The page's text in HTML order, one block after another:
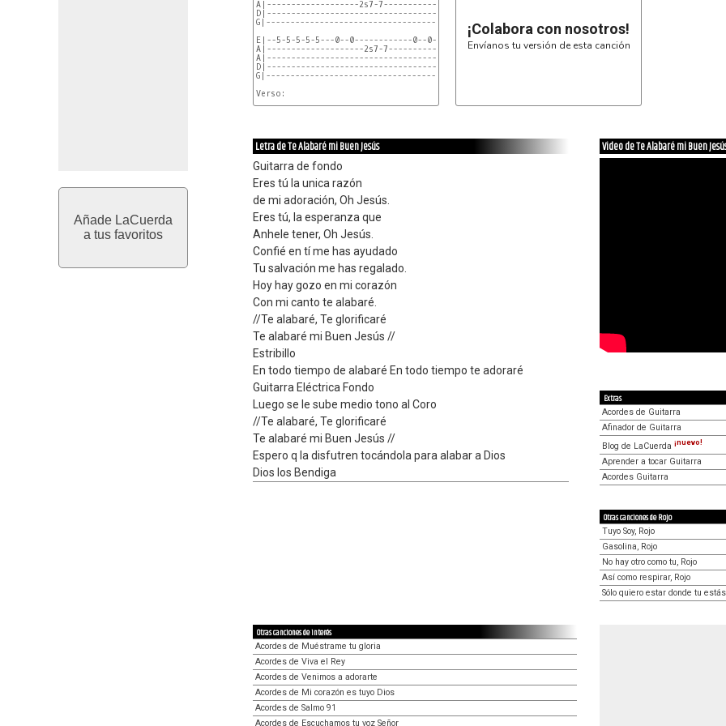
Añade LaCuerda
a tus favoritos
A|-------------------2s7-7-----------2s7-7-----------------|
D|---------------------------------------------------------|
G|---------------------------------------------------------|
E|--5-5-5-5-5---0--0------------0--0-----------------------|
A|--------------------2s7-7------------2s7-7---------------|
A|---------------------------------------------------------|
D|---------------------------------------------------------|
G|---------------------------------------------------------|
Verso:
A|----------------------------4--4--4--4-------------------|
D|--------------
¡Colabora con nosotros!
Envíanos tu versión de esta canción
Letra de Te Alabaré mi Buen Jesús
Guitarra de fondo
Eres tú la unica razón
de mi adoración, Oh Jesús.
Eres tú, la esperanza que
Anhele tener, Oh Jesús.
Confié en tí me has ayudado
Tu salvación me has regalado.
Hoy hay gozo en mi corazón
Con mi canto te alabaré.
//Te alabaré, Te glorificaré
Te alabaré mi Buen Jesús //
Estribillo
En todo tiempo de alabaré En todo tiempo te adoraré
Guitarra Eléctrica Fondo
Luego se le sube medio tono al Coro
//Te alabaré, Te glorificaré
Te alabaré mi Buen Jesús //
Espero q la disfutren tocándola para alabar a Dios
Dios los Bendiga
Video de Te Alabaré mi Buen
Extras
Acordes de Guitarra
Afinador de Guitarra
Blog de LaCuerda ¡nuevo!
Aprender a tocar Guitarra
Acordes Guitarra
Otras canciones de Rojo
Tuyo Soy, Rojo
Gasolina, Rojo
No hay otro como tu, Rojo
Así como respirar, Rojo
Sólo quiero estar donde tu
Otras canciones de interés
Acordes de Muéstrame tu gloria
Acordes de Viva el Rey
Acordes de Venimos a adorarte
Acordes de Mi corazón es tuyo Dios
Acordes de Salmo 91
Acordes de Escuchamos tu voz Señor